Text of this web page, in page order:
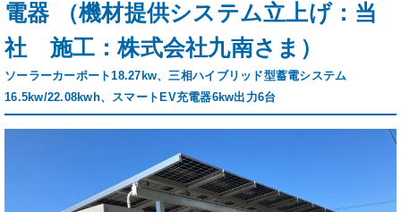
電器 （機材提供システム立上げ：当
社 施工：株式会社九南さま）
ソーラーカーポート18.27kw、三相ハイブリッド型蓄電システム
16.5kw/22.08kwh、スマートEV充電器6kw出力6台